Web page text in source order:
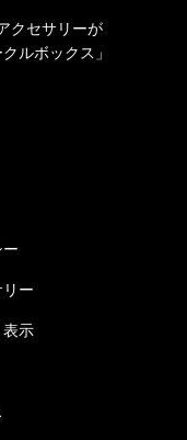
クセサリーが
ルボックス」
ー
表示